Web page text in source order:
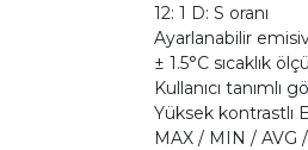
12: 1 D: S oranı
Ayarlanabilir
± 1.5°C sıcaklık
Kullanıcı tanımlı
Yüksek kontrastlı
MAX / MIN / AVG